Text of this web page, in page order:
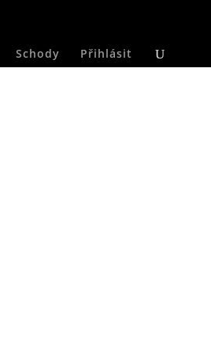
Schody Přihlásit